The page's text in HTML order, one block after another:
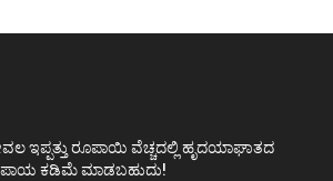
ಇಪ್ಪತ್ತು ರೂಪಾಯಿ ವೆಚ್ಚದಲ್ಲಿ ಹೃದಯಾಘಾತದ
ಕಡಿಮೆ ಮಾಡಬಹುದು!